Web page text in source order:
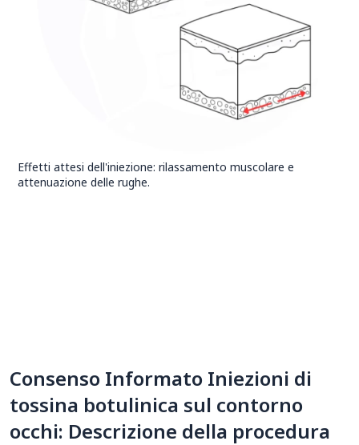
Effetti attesi dell'iniezione: rilassamento muscolare e
attenuazione delle rughe.
Consenso Informato Iniezioni di
tossina botulinica sul contorno
occhi: Descrizione della procedura